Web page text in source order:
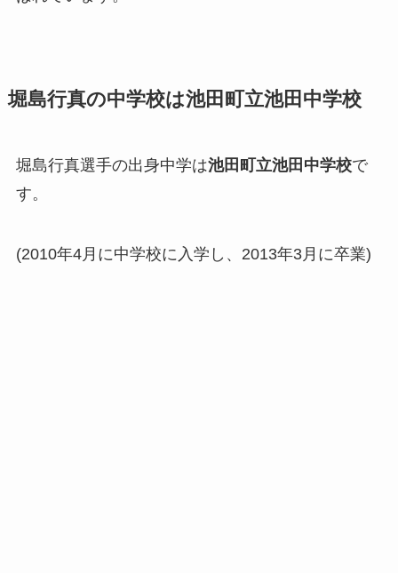
堀島行真の中学校は池田町立池田中学校
堀島行真選手の出身中学は池田町立池田中学校で
す。
(2010年4月に中学校に入学し、2013年3月に卒業)